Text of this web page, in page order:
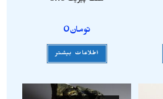
تومان0
اطلاعات بیشتر